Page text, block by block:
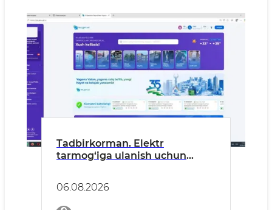
Tadbirkorman. Elektr
tarmog‘iga ulanish uchun
06.08.2026